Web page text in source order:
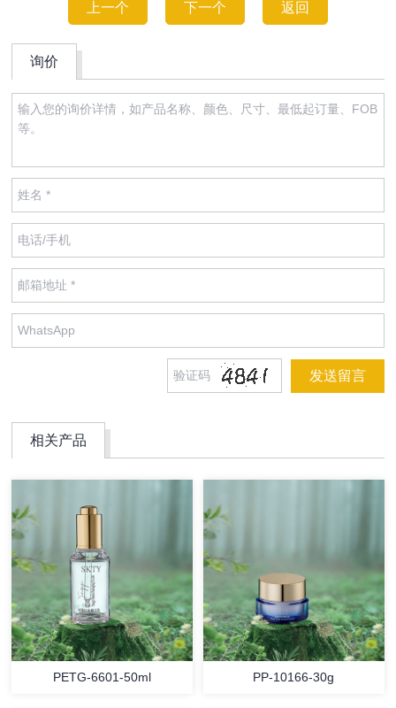
上一个 下一个 返回
询价
相关产品
PETG-6601-50ml PP-10166-30g